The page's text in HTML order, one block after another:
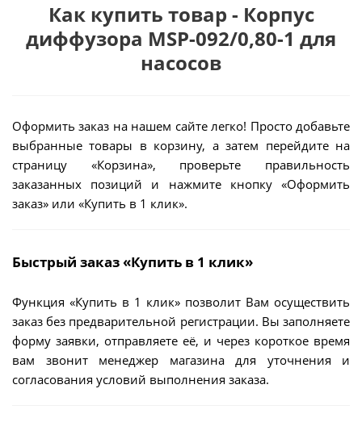
Как купить товар - Корпус
диффузора MSP-092/0,80-1 для
насосов
Оформить заказ на нашем сайте легко! Просто добавьте
выбранные товары в корзину, а затем перейдите на
страницу «Корзина», проверьте правильность
заказанных позиций и нажмите кнопку «Оформить
заказ» или «Купить в 1 клик».
Быстрый заказ «Купить в 1 клик»
Функция «Купить в 1 клик» позволит Вам осуществить
заказ без предварительной регистрации. Вы заполняете
форму заявки, отправляете её, и через короткое время
вам звонит менеджер магазина для уточнения и
согласования условий выполнения заказа.